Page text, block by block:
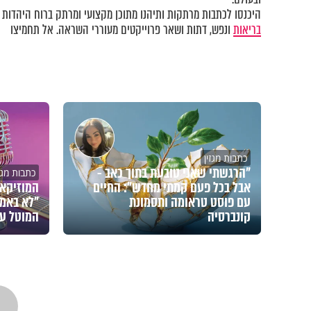
היכנסו לכתבות מרתקות ותיהנו מתוכן מקצועי ומרתק ברוח
בריאותונפש, דתות ושאר פרוייקטים מעוררי השראה. אל תחמיצו
כתבות מגזין
"הרגשתי שאני טובעת בתוך כאב -
אבל בכל פעם קמתי מחדש": החיים
עם פוסט טראומה ותסמונת
קונברסיה
כתבות
"לא
המוטל